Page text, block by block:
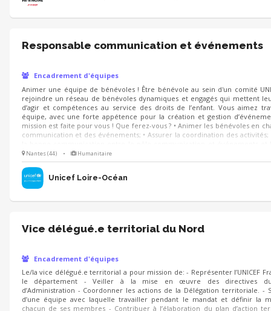
Responsable communication et événements
Encadrement d'équipes
Animer une équipe de bénévoles ! Être bénévole au sein d'un comité
rejoindre un réseau de bénévoles dynamiques et engagés qui mettent
d’agir et compétences au service des droits de l’enfant. Vous aimez
équipe, avec une forte appétence pour la création et gestion
mission est faite pour vous ! Que ferez-vous ? • Animer les bénévoles en
communication et des événements; • Assurer la coordination des activités;
activités du comité; • Développer et fidéliser un réseau de partenaires
et médias locaux.
Nantes (44) • Humanitaire
Unicef Loire-Océan
Vice délégué.e territorial du Nord
Encadrement d'équipes
Le/la vice délégué.e territorial a pour mission de: - Représenter l’UNICEF
le département - Veiller à la mise en œuvre des directives du
d’Administration - Coordonner les actions de la Délégation territoriale. -
d’une équipe avec laquelle travailler pendant le mandat et définir la
chacun de ses membres - Contribuer à l’élaboration du plan d’action